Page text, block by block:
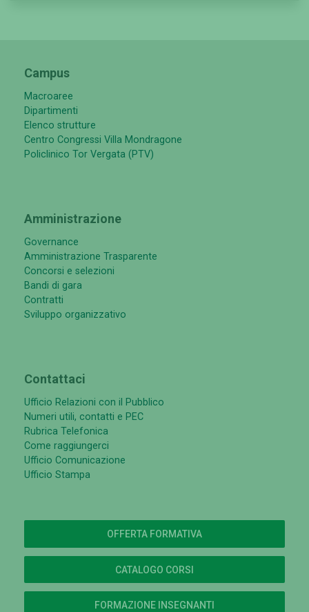
Campus
Macroaree
Dipartimenti
Elenco strutture
Centro Congressi Villa Mondragone
Policlinico Tor Vergata (PTV)
Amministrazione
Governance
Amministrazione Trasparente
Concorsi e selezioni
Bandi di gara
Contratti
Sviluppo organizzativo
Contattaci
Ufficio Relazioni con il Pubblico
Numeri utili, contatti e PEC
Rubrica Telefonica
Come raggiungerci
Ufficio Comunicazione
Ufficio Stampa
OFFERTA FORMATIVA
CATALOGO CORSI
FORMAZIONE INSEGNANTI